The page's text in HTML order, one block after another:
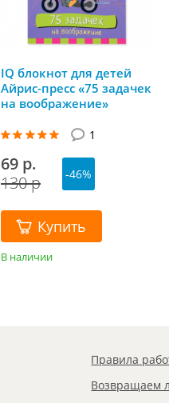
IQ блокнот для детей
Айрис-пресс «75 задачек
на воображение»
1
69 р.
130 р
-46%
Купить
В наличии
Правила
Возвращаем